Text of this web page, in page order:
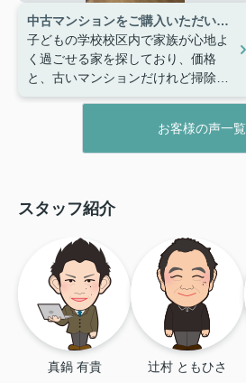
中古マンションをご購入いただいたO様
子どもの学校校区内で家族が心地よ
く過ごせる家を探しており、価格
と、古いマンションだけれど掃除等
担当の方は気さくでお話しし
やすく、分からないことや質問等何
お客様の声一覧
スタッフ紹介
真鍋 有貴 辻村 ともひさ